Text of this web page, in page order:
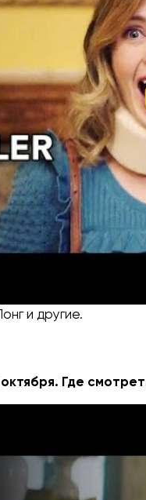
одноимённого
загородное
и другие.
Где